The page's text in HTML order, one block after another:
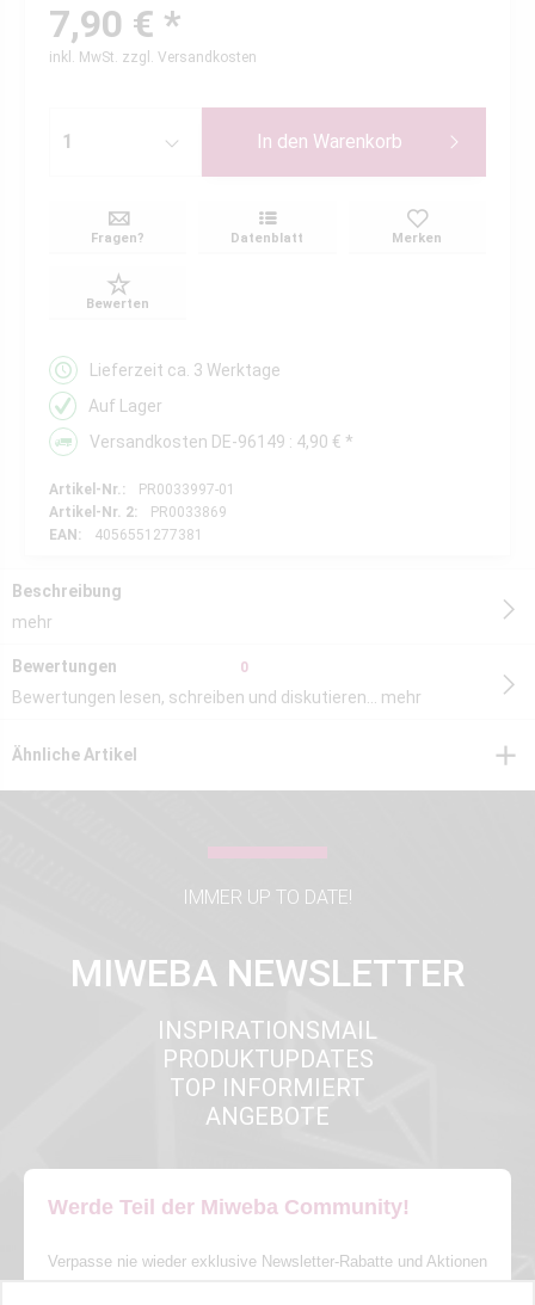
7,90 € *
inkl. MwSt. zzgl. Versandkosten
In den Warenkorb
Fragen? Datenblatt Merken
Bewerten
Lieferzeit ca. 3 Werktage
Auf Lager
Versandkosten DE-96149 : 4,90 € *
Artikel-Nr.:
PR0033997-01
Artikel-Nr. 2:
PR0033869
EAN:
4056551277381
Beschreibung
mehr
Bewertungen 0
Bewertungen lesen, schreiben und diskutieren... mehr
Ähnliche Artikel
IMMER UP TO DATE!
MIWEBA NEWSLETTER
INSPIRATIONSMAIL
PRODUKTUPDATES
TOP INFORMIERT
ANGEBOTE
Werde Teil der Miweba Community!
Verpasse nie wieder exklusive Newsletter-Rabatte und Aktionen